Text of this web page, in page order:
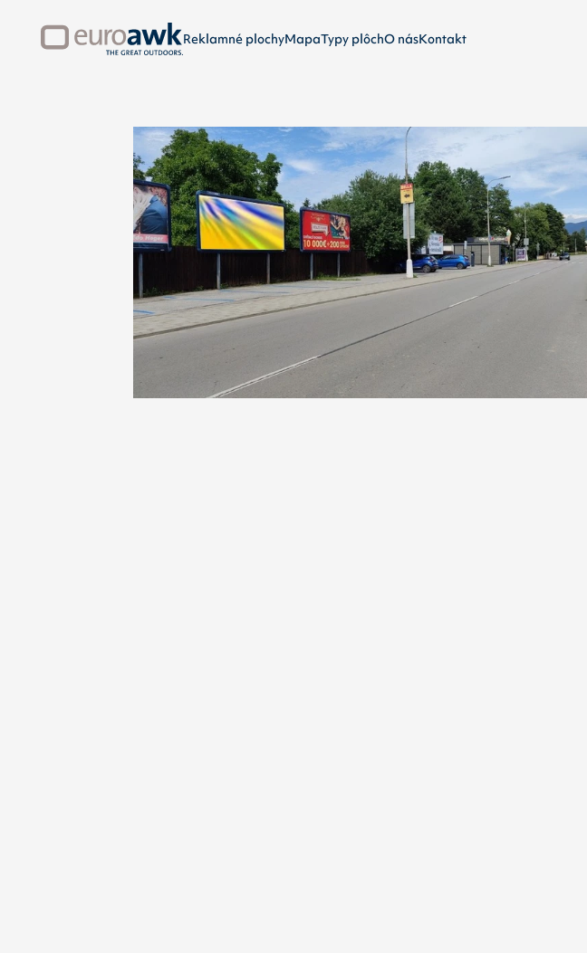
Reklamné plochyMapaTypy plôchO násKontakt